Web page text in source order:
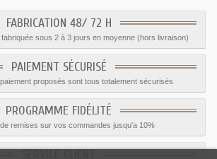
FABRICATION 48/ 72 H
sous 2 à 3 jours en moyenne (hors livraison)
PAIEMENT SÉCURISÉ
proposés sont tous totalement sécurisés
PROGRAMME FIDÉLITÉ
remises sur vos commandes jusqu'a 10%